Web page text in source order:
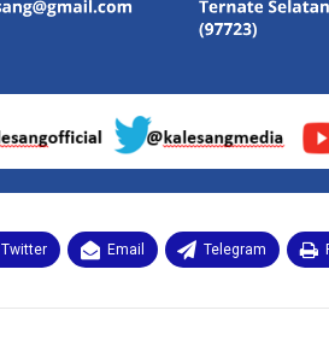
Twitter Email Telegram